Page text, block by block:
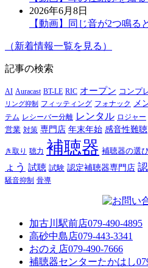
2026年6月8日
【動画】同じ音が2つ鳴る
（新着情報一覧を見る）
記事の検索
AI Auracast BT-LE RIC オープン コンプ
リング抑制
フィッティング フォナック メ
テム レシーバー分離 レンタル ロジャー
営業 対策 専門店 年末年始 感音性難聴
き取り 聴力 補聴器 補聴器の選
ょう 試聴 試験 認定補聴器専門店
騒音抑制 骨導
加古川駅前店079-490-4895
高砂中島店079-443-3341
おのえ店079-490-7666
補聴器センターたかはし